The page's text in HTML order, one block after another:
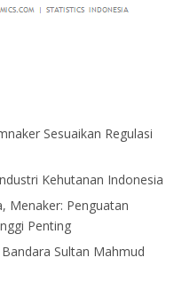
Sesuaikan Regulasi
Kehutanan Indonesia
Menaker: Penguatan
Penting
Sultan Mahmud